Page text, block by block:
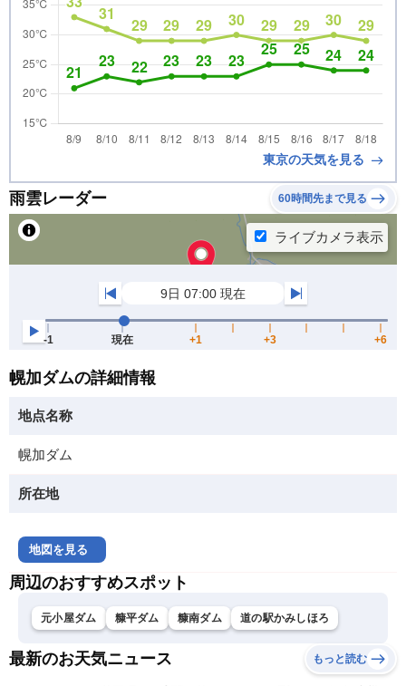
東京の天気を見る
雨雲レーダー 60時間先まで見る
幌加ダムの詳細情報
地点名称
幌加ダム
所在地
地図を見る
周辺のおすすめスポット
元小屋ダム 糠平ダム 糠南ダム 道の駅かみしほろ
最新のお天気ニュース もっと読む